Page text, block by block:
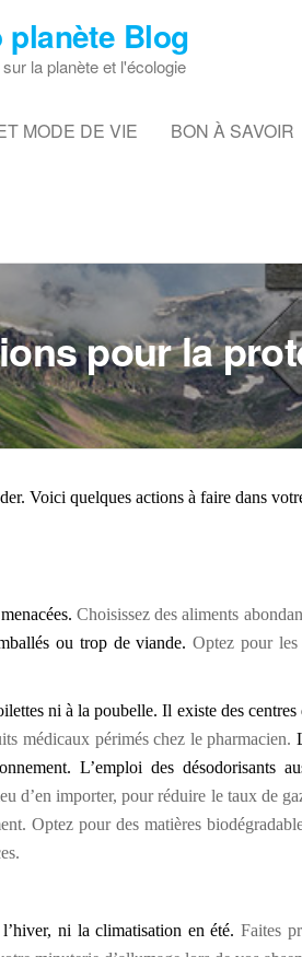
planète Blog
la planète et l'écologie
MODE DE VIE BON À SAVOIR
pour la
Voici quelques actions à faire dans
Choisissez des aliments
ou trop de viande.Optez pour
ni à la poubelle. Il existe des
médicaux périmés chez le pharmacien.
L’emploi des désodorisants
d’en importer, pour réduire le taux de
Optez pour des matières
ni la climatisation en été. Faites